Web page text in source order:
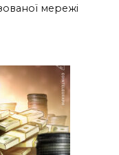
мережі